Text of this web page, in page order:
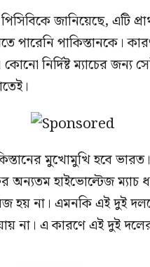
জানিয়েছে, এটি
পারেনি পাকিস্তানকে।
নির্দিষ্ট ম্যাচের জন্য
মুখোমুখি হবে
অন্যতম হাইভোল্টেজ ম্যাচ
হয় না। এমনকি এই দুই
না। এ কারণে এই দুই